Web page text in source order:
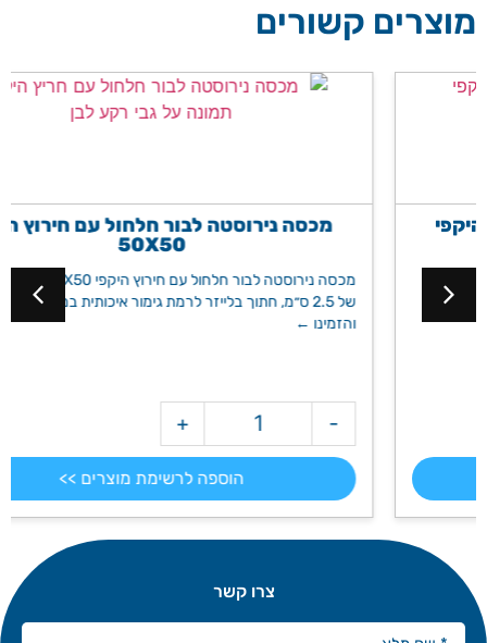
מוצרים קשורים
מכסה נירוסטה לבור חלחול עם חירוץ היקפי
מכסה נירוסטה לבור חלחול עם חירוץ היקפי 50X50 ,לריצוף עד גובה
של 2.5 ס״מ, חתוך בלייזר לרמת גימור איכותית במיוחד. הכנסו
והזמינו ←
+
הוספה לרשימת מוצרים >>
צרו קשר